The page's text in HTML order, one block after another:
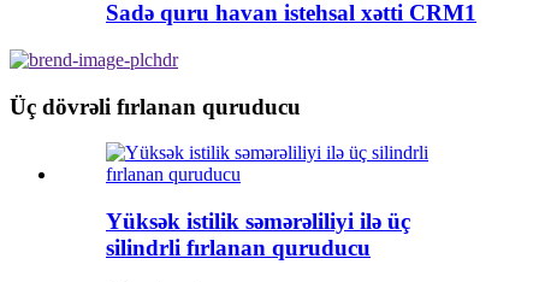
Sadə quru havan istehsal xətti CRM1
Üç dövrəli fırlanan quruducu
Yüksək istilik səmərəliliyi ilə üç
silindrli fırlanan quruducu